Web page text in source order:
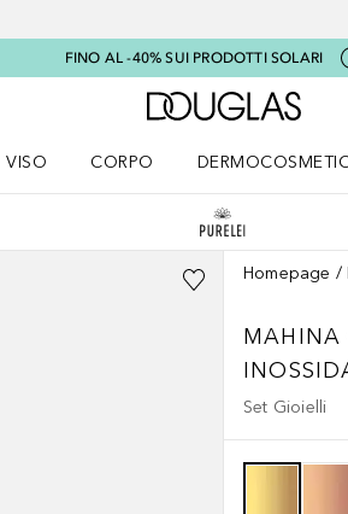
FINO AL -40% SUI PRODOTTI SOLARI
A
VISO
CORPO
Homepage
MAHINA
Set Gioielli